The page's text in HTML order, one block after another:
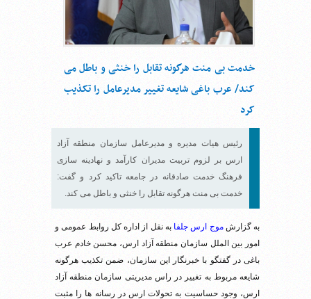
خدمت بی منت هرگونه تقابل را خنثی و باطل می
کند/ عرب باغی شایعه تغییر مدیرعامل را تکذیب
کرد
رئیس هیات مدیره و مدیرعامل سازمان منطقه آزاد
ارس بر لزوم تربیت مدیران کارآمد و نهادینه سازی
فرهنگ خدمت صادقانه در جامعه تاکید کرد و گفت:
خدمت بی منت هرگونه تقابل را خنثی و باطل می کند.
به گزارشموج ارس جلفابه نقل از اداره کل روابط عمومی و
امور بین الملل سازمان منطقه آزاد ارس، محسن خادم عرب
باغی در گفتگو با خبرنگار این سازمان، ضمن تکذیب هرگونه
شایعه مربوط به تغییر در راس مدیریتی سازمان منطقه آزاد
ارس، وجود حساسیت به تحولات ارس در رسانه ها را مثبت